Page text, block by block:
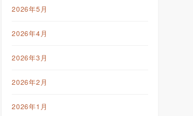
2026年5月
2026年4月
2026年3月
2026年2月
2026年1月